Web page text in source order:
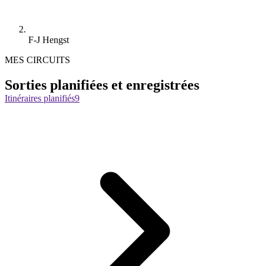
F-J Hengst
MES CIRCUITS
Sorties planifiées et enregistrées
Itinéraires planifiés9